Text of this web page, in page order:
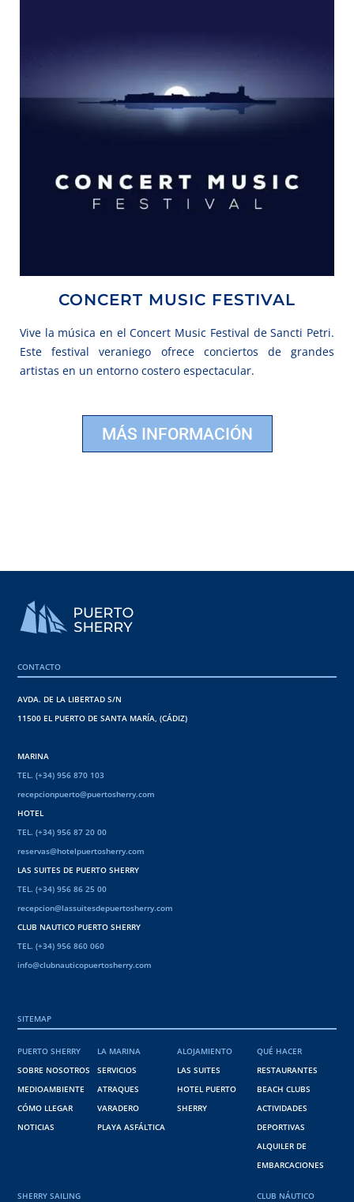
CONCERT MUSIC FESTIVAL
Vive la música en el Concert Music Festival de Sancti Petri.
Este festival veraniego ofrece conciertos de grandes
artistas en un entorno costero espectacular.
MÁS INFORMACIÓN
CONTACTO
AVDA. DE LA LIBERTAD S/N
11500 EL PUERTO DE SANTA MARÍA, (CÁDIZ)
MARINA
TEL. (+34) 956 870 103
recepcionpuerto@puertosherry.com
HOTEL
TEL. (+34) 956 87 20 00
reservas@hotelpuertosherry.com
LAS SUITES DE PUERTO SHERRY
TEL. (+34) 956 86 25 00
recepcion@lassuitesdepuertosherry.com
CLUB NAUTICO PUERTO SHERRY
TEL. (+34) 956 860 060
info@clubnauticopuertosherry.com
SITEMAP
PUERTO SHERRY
SOBRE NOSOTROS
MEDIOAMBIENTE
CÓMO LLEGAR
NOTICIAS
LA MARINA
SERVICIOS
ATRAQUES
VARADERO
PLAYA ASFÁLTICA
ALOJAMIENTO
LAS SUITES
HOTEL PUERTO
SHERRY
QUÉ HACER
RESTAURANTES
BEACH CLUBS
ACTIVIDADES
DEPORTIVAS
ALQUILER DE
EMBARCACIONES
SHERRY SAILING CLUB NÁUTICO